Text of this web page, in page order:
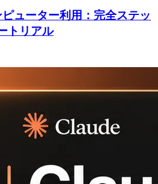
ューター利用：完全ステッ
トリアル